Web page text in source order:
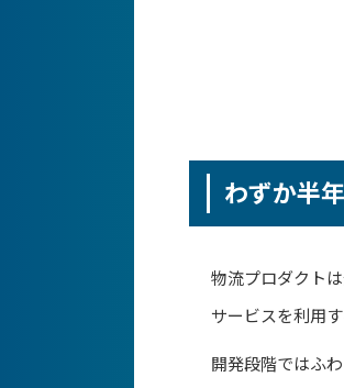
わずか半
物流プロダクト
サービスを利用
開発段階ではふ